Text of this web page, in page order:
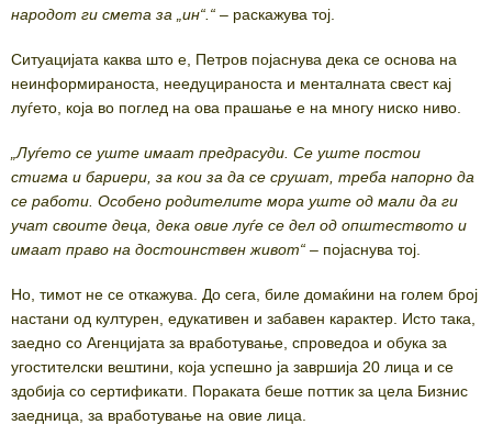
народот ги смета за „ин“.“ – раскажува тој.
Ситуацијата каква што е, Петров појаснува дека се основа на
неинформираноста, неедуцираноста и менталната свест кај
луѓето, која во поглед на ова прашање е на многу ниско ниво.
„Луѓето се уште имаат предрасуди. Се уште постои
стигма и бариери, за кои за да се срушат, треба напорно да
се работи. Особено родителите мора уште од мали да ги
учат своите деца, дека овие луѓе се дел од општеството и
имаат право на достоинствен живот“ – појаснува тој.
Но, тимот не се откажува. До сега, биле домаќини на голем број
настани од културен, едукативен и забавен карактер. Исто така,
заедно со Агенцијата за вработување, спроведоа и обука за
угостителски вештини, која успешно ја завршија 20 лица и се
здобија со сертификати. Пораката беше поттик за цела Бизнис
заедница, за вработување на овие лица.